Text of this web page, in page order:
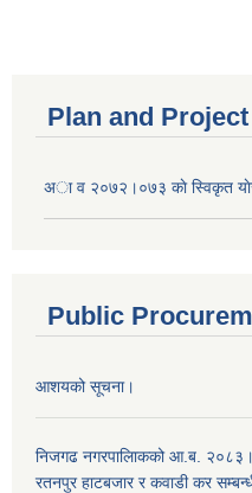
Plan and Project
अा व २०७२।०७३ काे स्विकृत
Public
आशयको सूचना।
निजगढ नगरपालिाकको आ.ब.
रतनपुर हाटबजार र कवाडी कर